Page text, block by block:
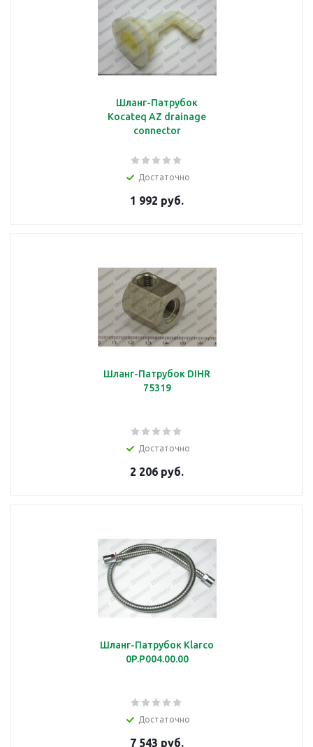
Шланг-Патрубок
Kocateq AZ drainage
connector
Достаточно
1 992 руб.
Шланг-Патрубок DIHR
75319
Достаточно
2 206 руб.
Шланг-Патрубок Klarco
0P.P004.00.00
Достаточно
7 543 руб.